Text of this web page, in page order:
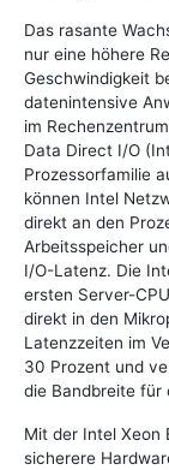
Das rasante
nur eine höhere
Geschwindigkeit
datenintensive
im
Data Direct I/O
Prozessorfamilie
können Intel
direkt an den
Arbeitsspeicher
I/O-Latenz. Die
ersten Server-
direkt in den
Latenzzeiten im
30 Prozent und
die Bandbreite für
Mit der Intel Xeon
sicherere